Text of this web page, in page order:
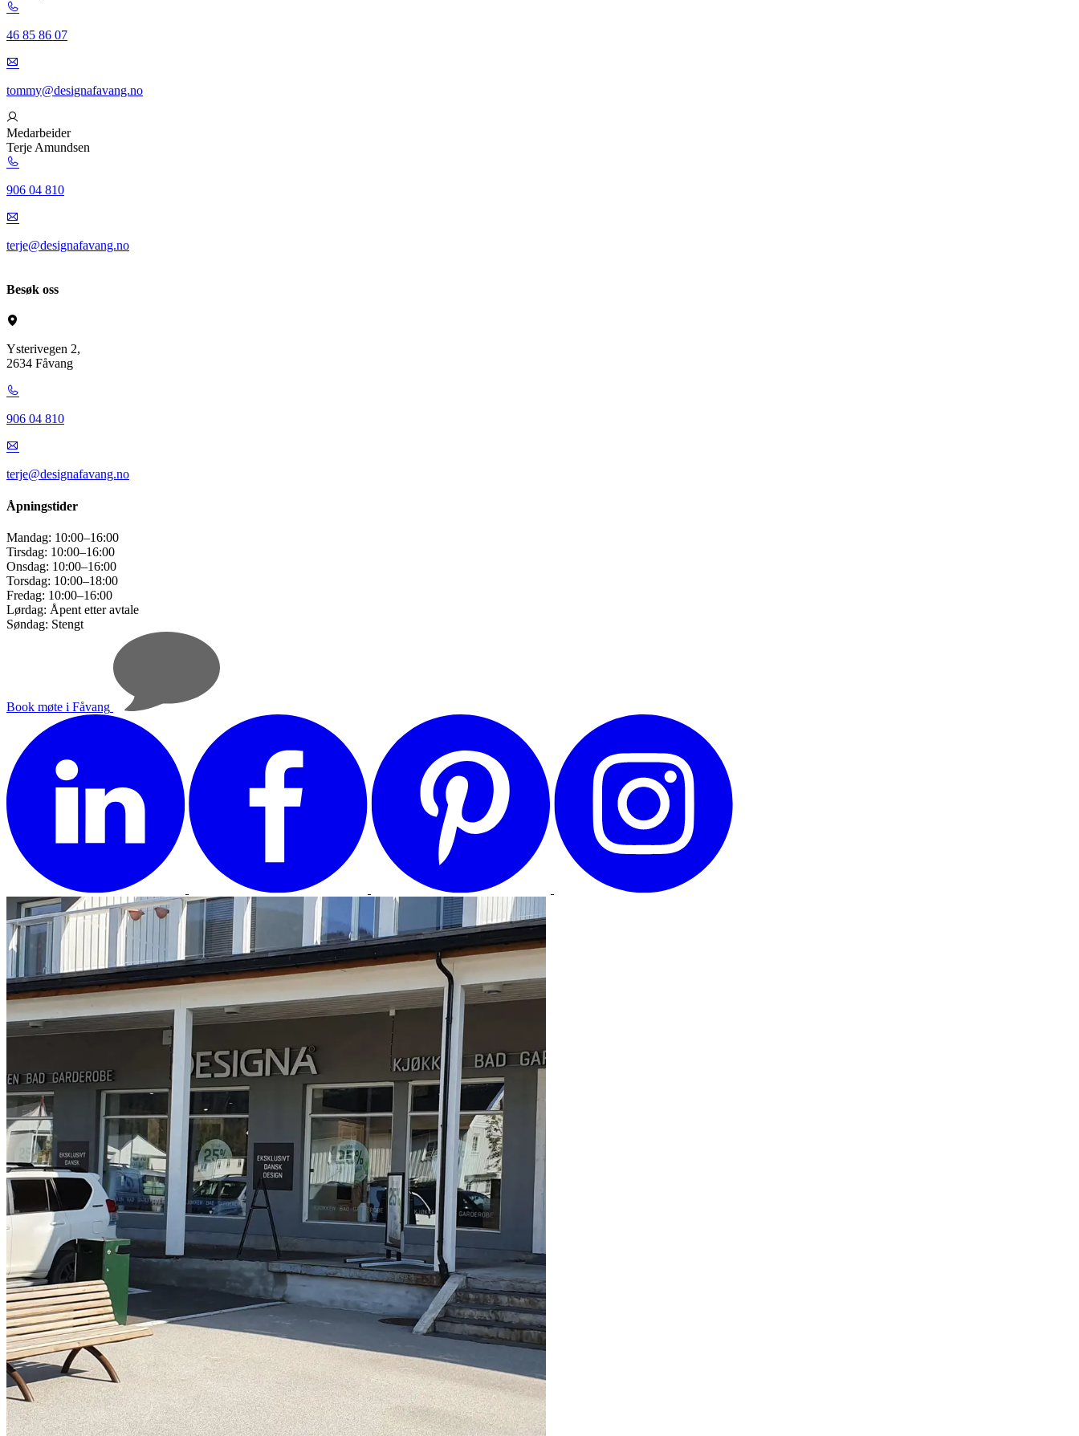
46 85 86 07
tommy@designafavang.no
Medarbeider
Terje Amundsen
906 04 810
terje@designafavang.no
Besøk oss
Ysterivegen 2,
2634 Fåvang
906 04 810
terje@designafavang.no
Åpningstider
Mandag: 10:00–16:00
Tirsdag: 10:00–16:00
Onsdag: 10:00–16:00
Torsdag: 10:00–18:00
Fredag: 10:00–16:00
Lørdag: Åpent etter avtale
Søndag: Stengt
Book møte i Fåvang